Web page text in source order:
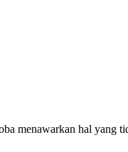
menawarkan hal